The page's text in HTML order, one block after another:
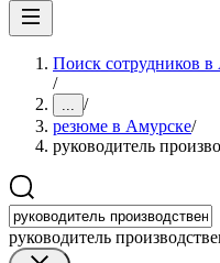
Поиск сотрудников
/
... /
резюме в Амурске/
руководитель
руководитель